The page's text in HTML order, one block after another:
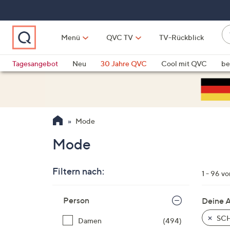
springen
Menü QVC TV TV-Rückblick
Tagesangebot
Neu 30 Jahre QVC Cool mit QVC
Mode
Mode
Filtern nach:
Produktliste
Person
Damen (494)
1 - 96
Deine